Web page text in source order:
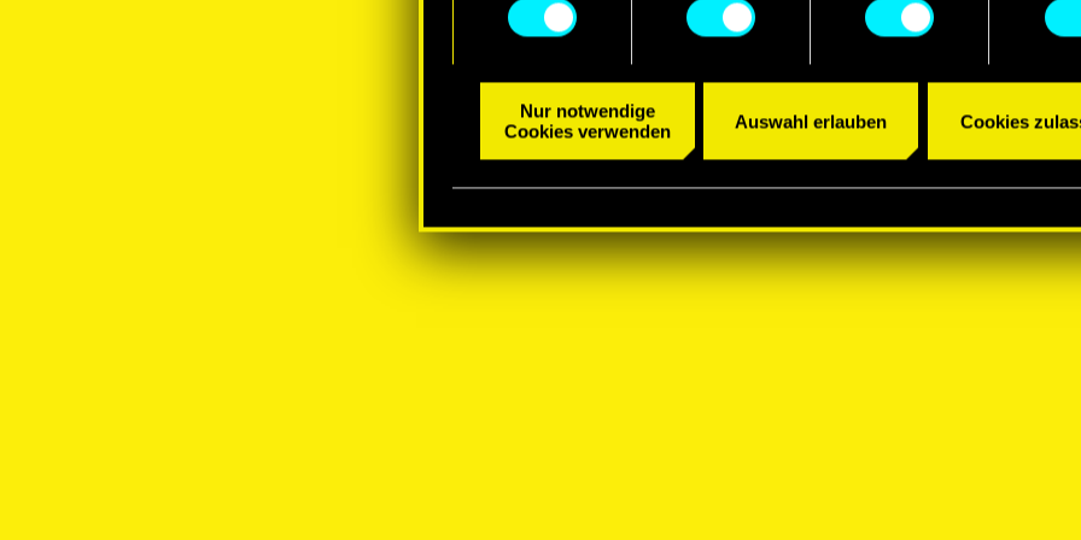
Thema Cookies ändern kannst.
Nur notwendige
Cookies verwenden
Auswahl erlauben Cookies